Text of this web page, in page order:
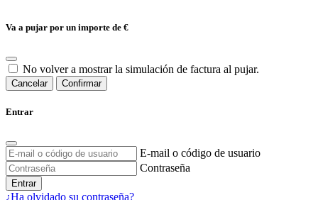
Va a pujar por un importe de €
No volver a mostrar la simulación de factura al pujar.
Cancelar Confirmar
Entrar
E-mail o código de usuario
Contraseña
Entrar
¿Ha olvidado su contraseña?